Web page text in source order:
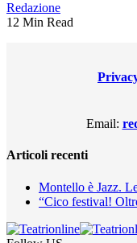
Redazione
12 Min Read
Email:
Articoli recenti
Montello è Jazz.
“Cico festival!